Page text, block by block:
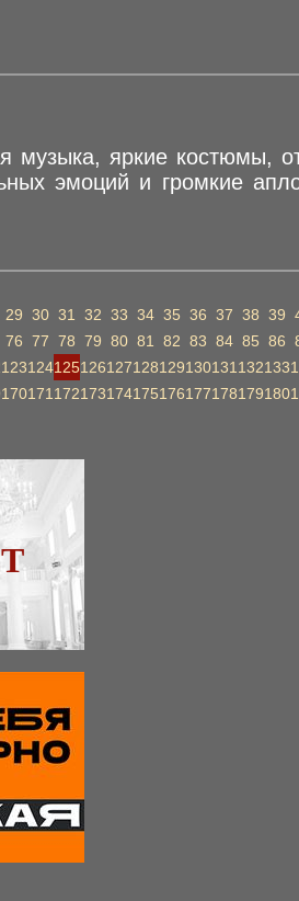
музыка, яркие костюмы,
эмоций и громкие
29 30 31 32 33 34 35 36 37 38 39
76 77 78 79 80 81 82 83 84 85 86
123124125126127128129130131 132133
170171 172173174175176177178179180